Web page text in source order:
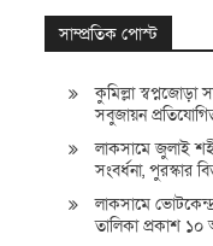
সাম্প্রতিক পোস্ট
কুমিল্লা স্বপ্নজোড়া
সবুজায়ন
লাকসামে জুলাই
সংবর্ধনা, পুরস্কার
লাকসামে
তালিকা প্রকাশ